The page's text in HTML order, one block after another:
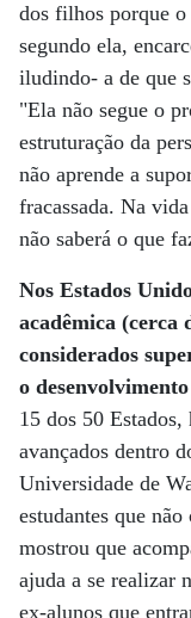
dos filhos porque o
segundo ela,
iludindo- a de que
"Ela não segue o
estruturação da
não aprende a
fracassada. Na
não saberá o que
Nos Estados
acadêmica (cerca
considerados
o
15 dos 50 Estados,
avançados dentro
Universidade de
estudantes que
mostrou que
ajuda a se realizar
ex-alunos que